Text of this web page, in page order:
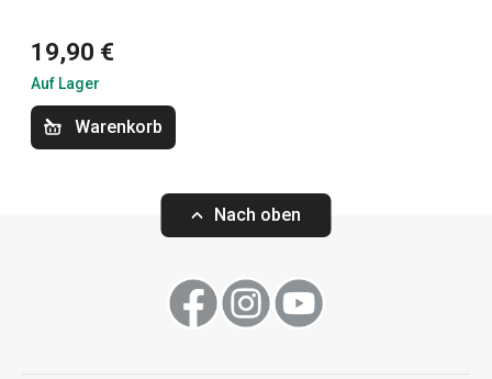
Backen
Essen
Küchenutensilien und Gadgets
19,90 €
Auf Lager
Warenkorb
Nach oben